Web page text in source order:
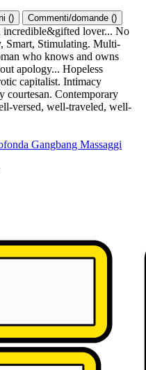
() Commenti/domande ()
incredible&gifted lover... No
Smart, Stimulating. Multi-
who knows and owns
apology... Hopeless
capitalist. Intimacy
courtesan. Contemporary
versed, well-traveled, well-
Gangbang Massaggi